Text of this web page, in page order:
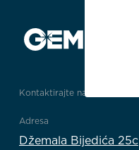
Kontaktirajte nas
Adresa
Džemala Bijedića 25c